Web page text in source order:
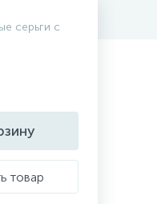
серьги с
товар